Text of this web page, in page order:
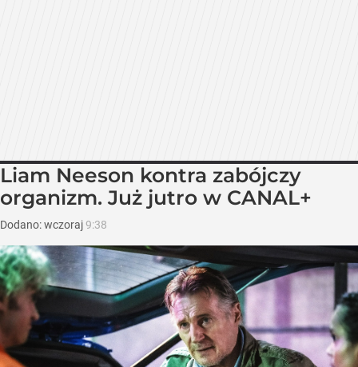
Liam Neeson kontra zabójczy
organizm. Już jutro w CANAL+
Dodano:wczoraj 9:38